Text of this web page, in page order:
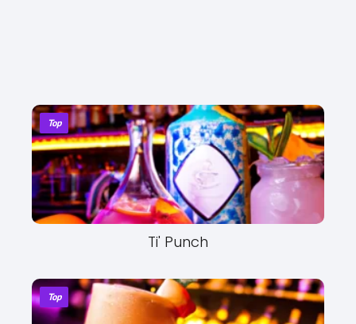
Top
Ti' Punch
Top